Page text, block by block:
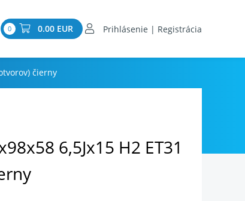
0 0.00 EUR Prihlásenie | Registrácia
čierny
6,5Jx15 H2 ET31